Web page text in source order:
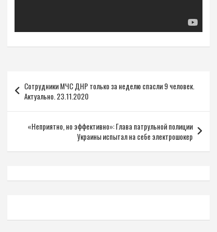
по
записям
Сотрудники МЧС ДНР только за неделю спасли 9 человек.
Актуально. 23.11.2020
«Неприятно, но эффективно»: Глава патрульной полиции
Украины испытал на себе электрошокер